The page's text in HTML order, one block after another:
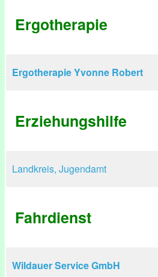
Ergotherapie
Ergotherapie Yvonne Robert
Erziehungshilfe
Landkreis, Jugendamt
Fahrdienst
Wildauer Service GmbH